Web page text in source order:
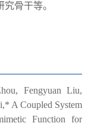
骨干等。
Fengyuan Liu,
A Coupled System
Function for